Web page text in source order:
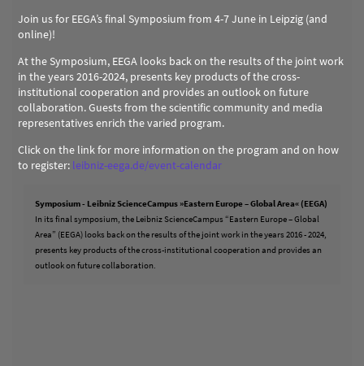
Join us for EEGA’s final Symposium from 4-7 June in Leipzig (and
online)!
At the Symposium, EEGA looks back on the results of the joint work
in the years 2016-2024, presents key products of the cross-
institutional cooperation and provides an outlook on future
collaboration. Guests from the scientific community and media
representatives enrich the varied program.
Click on the link for more information on the program and on how
to register: leibniz-eega.de/event-calendar
Symposium - Leibniz ScienceCampus »Eastern Europe – Global Area« (EEGA)
In its final symposium, the Leibniz ScienceCampus “Eastern Europe – Global
Area” (EEGA) looks back on the results of the joint work in the years 2016 - 2024,
presents key products of the cross-institutional cooperation and provides an
outlook on future collaboration.